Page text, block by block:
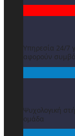
Υπηρεσία 24/7
αφορούν
Ψυχολογική
ομάδα